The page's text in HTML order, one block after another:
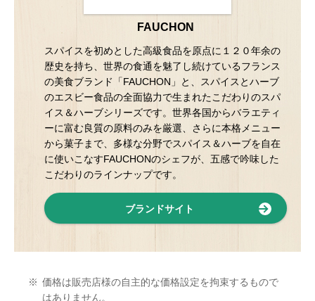
FAUCHON
スパイスを初めとした高級食品を原点に１２０年余の
歴史を持ち、世界の食通を魅了し続けているフランス
の美食ブランド「FAUCHON」と、スパイスとハーブ
のエスビー食品の全面協力で生まれたこだわりのスパ
イス＆ハーブシリーズです。世界各国からバラエティ
ーに富む良質の原料のみを厳選、さらに本格メニュー
から菓子まで、多様な分野でスパイス＆ハーブを自在
に使いこなすFAUCHONのシェフが、五感で吟味した
こだわりのラインナップです。
ブランドサイト
※ 価格は販売店様の自主的な価格設定を拘束するもので
はありません。